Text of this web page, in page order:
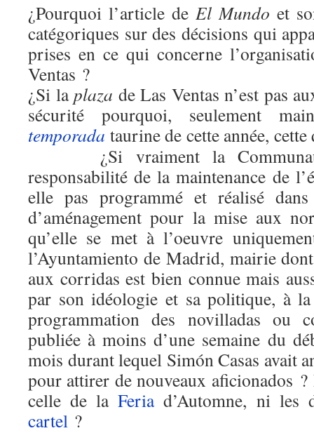
¿Pourquoi l’article de El Mundo et
catégoriques sur des décisions qui
prises en ce qui concerne
¿Si laplaza de Las Ventas n’est pas
sécurité pourquoi, seulement
temporada taurine de cette année,
¿Si vraiment la
responsabilité de la maintenance de
elle pas programmé et réalisé
d’aménagement pour la mise aux
qu’elle se met à l’oeuvre
l’Ayuntamiento de Madrid, mairie
aux corridas est bien connue mais
par son idéologie et sa politique, à
programmation des novilladas ou
publiée à moins d’une semaine du
mois durant lequel Simón Casas avait
pour attirer de nouveaux aficionados ?
celle de laFeriad’Automne, ni les
cartel ?